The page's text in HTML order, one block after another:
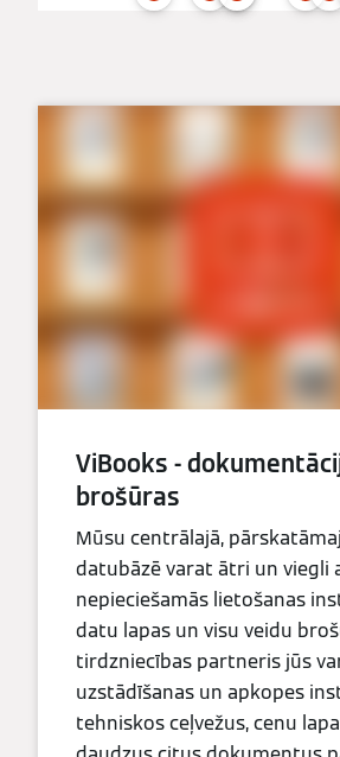
ViBooks -
brošūras
Mūsu centrālajā,
datubāzē varat ātri un viegli
nepieciešamās lietošanas
datu lapas un visu veidu
tirdzniecības partneris jūs
uzstādīšanas un apkopes
tehniskos ceļvežus, cenu